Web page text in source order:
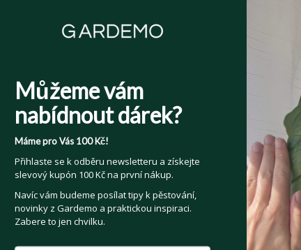
Prodejce má
Sdílejte na:
Pokojové
Můžeme vám
nabídnout dárek?
Máme pro Vás 100 Kč!
Přihlaste se k odběru newsletteru a získejte
slevový kupón 100 Kč na první nákup.
Navíc vám budeme posílat tipy k pěstování,
novinky z Gardemo a praktickou inspiraci.
Zabere to jen chvilku.